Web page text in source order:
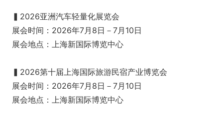
▍2026亚洲汽车轻量化展览会
展会时间：2026年7月8日－7月10日
展会地点：上海新国际博览中心
▍2026第十届上海国际旅游民宿产业博览会
展会时间：2026年7月8日－7月10日
展会地点：上海新国际博览中心